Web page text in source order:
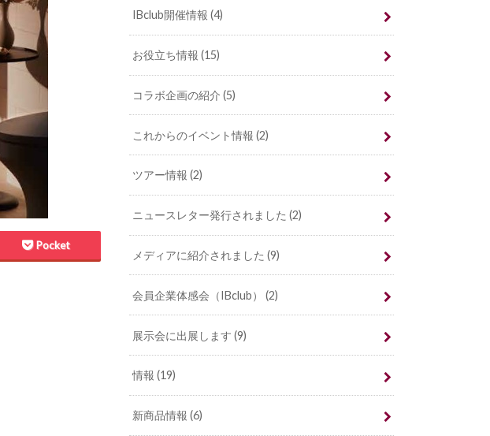
Pocket
IBclub開催情報(4)
お役立ち情報(15)
コラボ企画の紹介(5)
これからのイベント情報(2)
ツアー情報(2)
ニュースレター発行されました(2)
メディアに紹介されました(9)
会員企業体感会（IBclub）(2)
展示会に出展します(9)
情報(19)
新商品情報(6)